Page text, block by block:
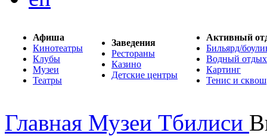
Афиша
Кинотеатры
Клубы
Музеи
Театры
Заведения
Рестораны
Казино
Детские центры
Активный
Бильярд/
Водный отдых
Картинг
Тенис и сквош
Главная Музеи Тбилиси